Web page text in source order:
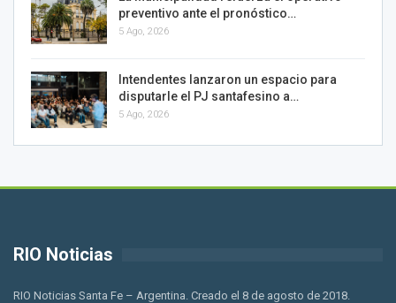
preventivo ante el pronóstico…
5 Ago, 2026
Intendentes lanzaron un espacio para
disputarle el PJ santafesino a…
5 Ago, 2026
RIO Noticias
RIO Noticias Santa Fe – Argentina. Creado el 8 de agosto de 2018.